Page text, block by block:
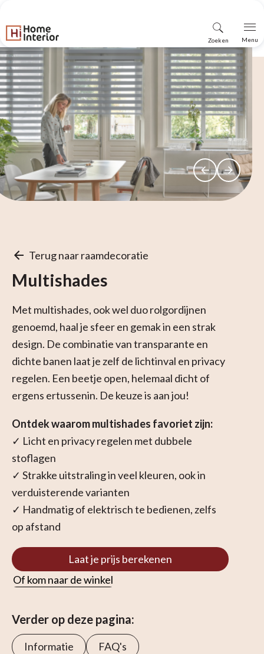
Zoeken Menu
Terug naar raamdecoratie
Multishades
Met multishades, ook wel duo rolgordijnen
genoemd, haal je sfeer en gemak in een strak
design. De combinatie van transparante en
dichte banen laat je zelf de lichtinval en privacy
regelen. Een beetje open, helemaal dicht of
ergens ertussenin. De keuze is aan jou!
Ontdek waarom multishades favoriet zijn:
✓ Licht en privacy regelen met dubbele
stoflagen
✓ Strakke uitstraling in veel kleuren, ook in
verduisterende varianten
✓ Handmatig of elektrisch te bedienen, zelfs
op afstand
Laat je prijs berekenen
Of kom naar de winkel
Verder op deze pagina:
Informatie FAQ's